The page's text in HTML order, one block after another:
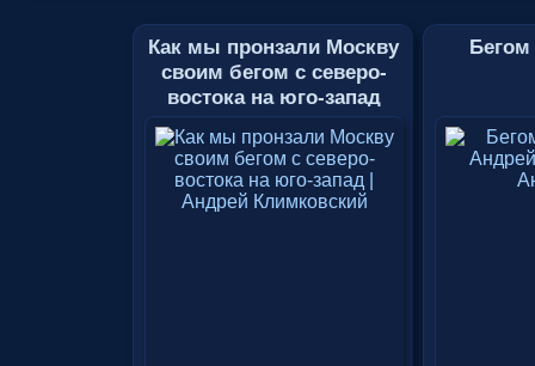
Как мы пронзали Москву
своим бегом с северо-
востока на юго-запад
Бегом